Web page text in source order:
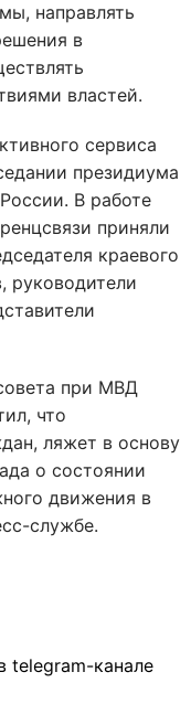
направлять
в
властей.
сервиса
президиума
В работе
приняли
краевого
руководители
при МВД
что
ляжет в основу
о состоянии
движения в
службе.
telegram-канале